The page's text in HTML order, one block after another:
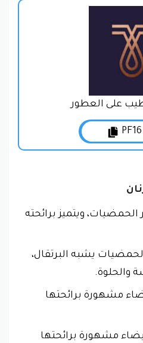
على العطور
PF16
ويتميز برائحته
يشبه البرتقال،
والحلوة.
مشهورة برائحتها
مشهورة برائحتها